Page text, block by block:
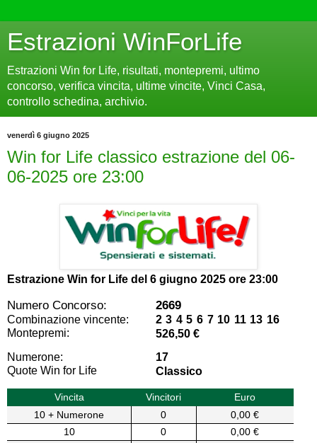
Estrazioni WinForLife
Estrazioni Win for Life, risultati, montepremi, ultimo
concorso, verifica vincita, ultime vincite, Vinci Casa,
controllo schedina, archivio.
venerdì 6 giugno 2025
Win for Life classico estrazione del 06-
06-2025 ore 23:00
Estrazione Win for Life del 6 giugno 2025 ore 23:00
Numero Concorso: 2669
Combinazione vincente:
2 3 4 5 6 7 10 11 13 16
Montepremi:
526,50 €
Numerone:
17
Quote Win for Life
Classico
Vincita Vincitori
Euro
10 + Numerone
0
0,00 €
10
0
0,00 €